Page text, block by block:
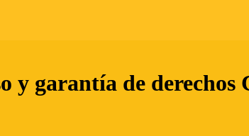
y garantía de